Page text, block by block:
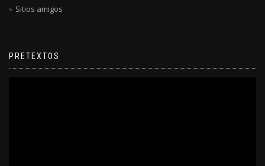
Sitios amigos
PRETEXTOS